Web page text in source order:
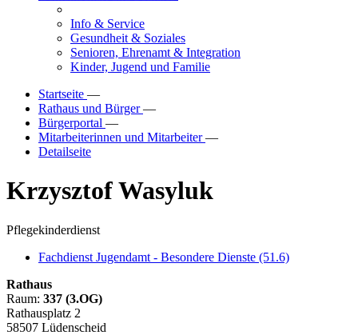
Info & Service
Gesundheit & Soziales
Senioren, Ehrenamt & Integration
Kinder, Jugend und Familie
Startseite —
Rathaus und Bürger—
Bürgerportal —
Mitarbeiterinnen und Mitarbeiter—
Detailseite
Krzysztof Wasyluk
Pflegekinderdienst
Fachdienst Jugendamt - Besondere Dienste (51.6)
Rathaus
Raum: 337 (3.OG)
Rathausplatz 2
58507 Lüdenscheid